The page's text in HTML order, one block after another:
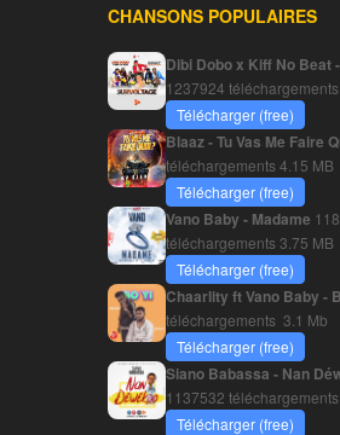
CHANSONS POPULAIRES
Dibi Dobo x Kiff No Beat
1237924 téléchargements
Télécharger (free)
Blaaz - Tu Vas Me Faire
téléchargements4.15 MB
Télécharger (free)
Vano Baby - Madame
téléchargements3.75 MB
Télécharger (free)
Chaarlity ft Vano Baby -
téléchargements 3.1 Mb
Télécharger (free)
Siano Babassa - Nan
1137532 téléchargements
Télécharger (free)